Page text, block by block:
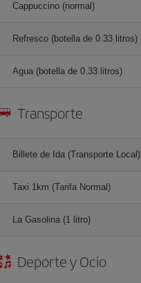
Cappuccino (normal)
Refresco (botella de 0.33 litros)
Agua (botella de 0.33 litros)
Transporte
Billete de Ida (Transporte Local)
Taxi 1km (Tarifa Normal)
La Gasolina (1 litro)
Deporte y Ocio